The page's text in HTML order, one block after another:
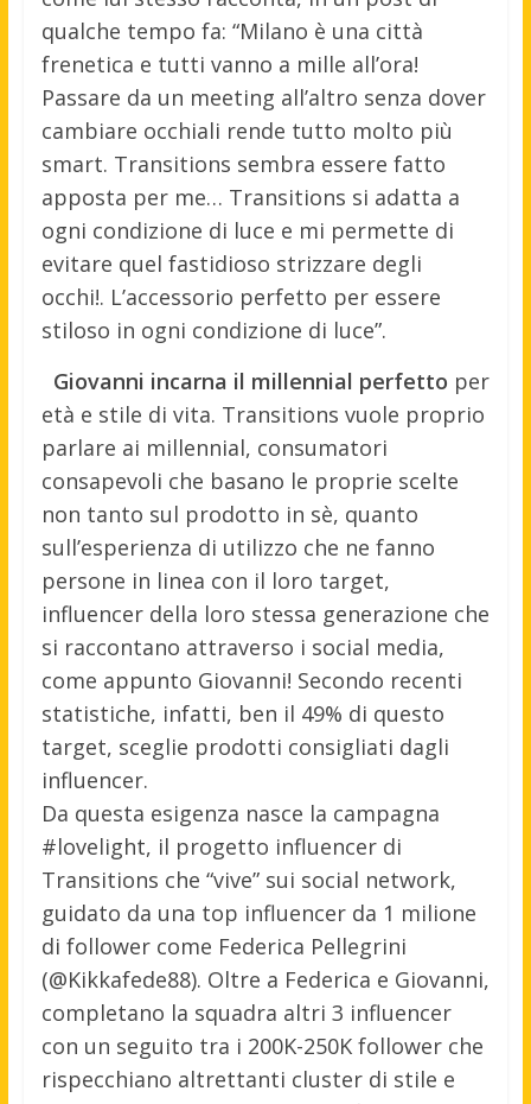
qualche tempo fa: “Milano è una città
frenetica e tutti vanno a mille all’ora!
Passare da un meeting all’altro senza dover
cambiare occhiali rende tutto molto più
smart. Transitions sembra essere fatto
apposta per me… Transitions si adatta a
ogni condizione di luce e mi permette di
evitare quel fastidioso strizzare degli
occhi!. L’accessorio perfetto per essere
stiloso in ogni condizione di luce”.
Giovanni incarna il millennial perfetto per
età e stile di vita. Transitions vuole proprio
parlare ai millennial, consumatori
consapevoli che basano le proprie scelte
non tanto sul prodotto in sè, quanto
sull’esperienza di utilizzo che ne fanno
persone in linea con il loro target,
influencer della loro stessa generazione che
si raccontano attraverso i social media,
come appunto Giovanni! Secondo recenti
statistiche, infatti, ben il 49% di questo
target, sceglie prodotti consigliati dagli
influencer.
Da questa esigenza nasce la campagna
#lovelight, il progetto influencer di
Transitions che “vive” sui social network,
guidato da una top influencer da 1 milione
di follower come Federica Pellegrini
(@Kikkafede88). Oltre a Federica e Giovanni,
completano la squadra altri 3 influencer
con un seguito tra i 200K-250K follower che
rispecchiano altrettanti cluster di stile e